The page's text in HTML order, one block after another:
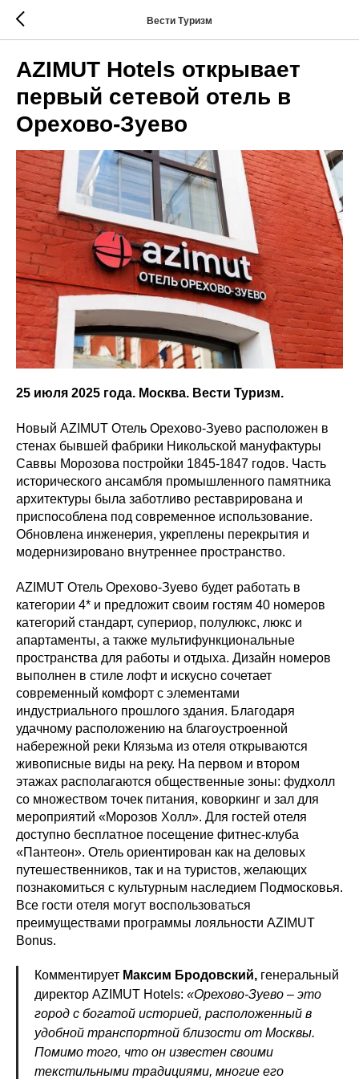
Вести Туризм
AZIMUT Hotels открывает
первый сетевой отель в
Орехово-Зуево
25 июля 2025 года. Москва. Вести Туризм.
Новый AZIMUT Отель Орехово-Зуево расположен в
стенах бывшей фабрики Никольской мануфактуры
Саввы Морозова постройки 1845-1847 годов. Часть
исторического ансамбля промышленного памятника
архитектуры была заботливо реставрирована и
приспособлена под современное использование.
Обновлена инженерия, укреплены перекрытия и
модернизировано внутреннее пространство.
AZIMUT Отель Орехово-Зуево будет работать в
категории 4* и предложит своим гостям 40 номеров
категорий стандарт, супериор, полулюкс, люкс и
апартаменты, а также мультифункциональные
пространства для работы и отдыха. Дизайн номеров
выполнен в стиле лофт и искусно сочетает
современный комфорт с элементами
индустриального прошлого здания. Благодаря
удачному расположению на благоустроенной
набережной реки Клязьма из отеля открываются
живописные виды на реку. На первом и втором
этажах располагаются общественные зоны: фудхолл
со множеством точек питания, коворкинг и зал для
мероприятий «Морозов Холл». Для гостей отеля
доступно бесплатное посещение фитнес-клуба
«Пантеон». Отель ориентирован как на деловых
путешественников, так и на туристов, желающих
познакомиться с культурным наследием Подмосковья.
Все гости отеля могут воспользоваться
преимуществами программы лояльности AZIMUT
Bonus.
Комментирует Максим Бродовский, генеральный
директор AZIMUT Hotels: «Орехово-Зуево – это
город с богатой историей, расположенный в
удобной транспортной близости от Москвы.
Помимо того, что он известен своими
текстильными традициями, многие его